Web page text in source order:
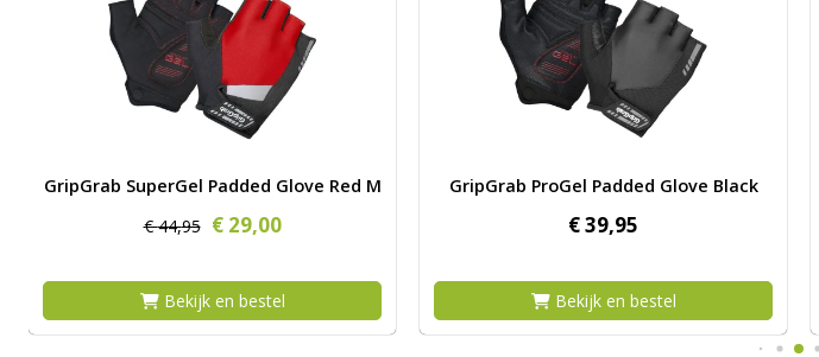
GripGrab SuperGel Padded Glove Red M
€44,95 € 29,00
Bekijk en bestel
GripGrab ProGel Padded Glove Black
€39,95
Bekijk en bestel